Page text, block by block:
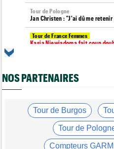
Tour de Pologne
Jan Christen : "J'ai dû me
Tour de France Femmes
Kasia Niewiadoma fait coup
Média
Les vidéos cyclisme sont sur
Tour de Pologne
NOS PARTENAIRES
Tour de Burgos
Tour de
Compteurs